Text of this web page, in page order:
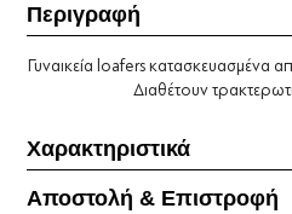
Περιγραφή
Γυναικεία loafers κατασκευασμένα
Διαθέτουν
Χαρακτηριστικά
Αποστολή & Επιστροφή